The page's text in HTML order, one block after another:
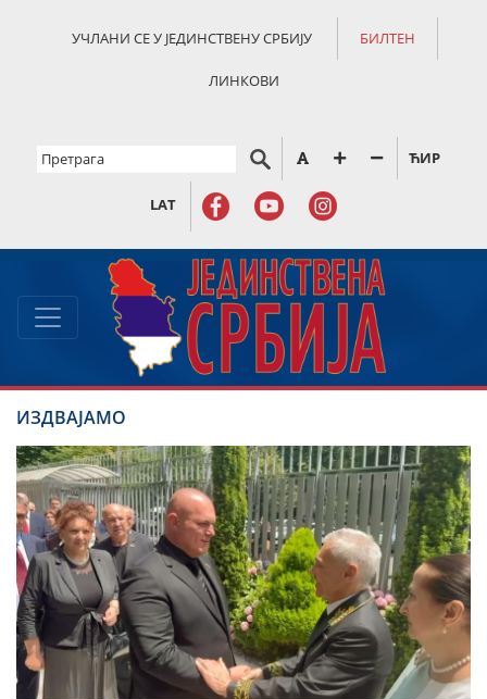
УЧЛАНИ СЕ У ЈЕДИНСТВЕНУ СРБИЈУ БИЛТЕН
ЛИНКОВИ
ЋИР
LAT
ИЗДВАЈАМО